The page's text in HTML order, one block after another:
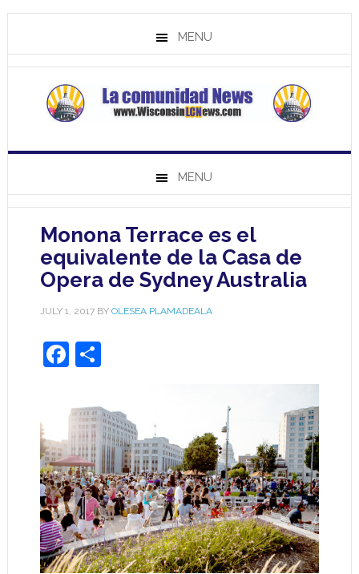
MENU
MENU
Monona Terrace es el
equivalente de la Casa de
Opera de Sydney Australia
JULY 1, 2017BY OLESEA PLAMADEALA
Facebook
Share